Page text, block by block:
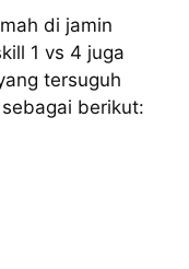
di jamin
1 vs 4 juga
tersuguh
berikut: